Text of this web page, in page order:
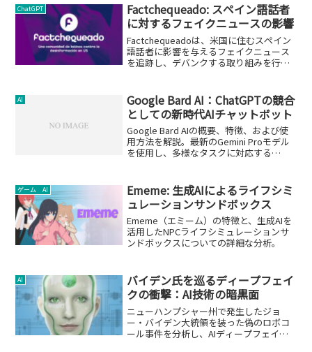
ChatGPT
Factchequeado: スペイン語話者
に対するフェイクニュースの影響
Factchequeadoは、米国に住むスペイン
語話者に影響を与えるフェイクニュース
を追跡し、デバンクする取り組みを行っ
AI
Google Bard AI：ChatGPTの競合
としての新時代AIチャットボット
Google Bard AIの概要、特徴、および使
用方法を解説。最新のGemini Proモデル
を使用し、多様なタスクに対応する
ゲーム AI
Ememe: 生成AIによるライフシミ
ュレーションサンドボックス
Ememe（エミーム）の特徴と、生成AIを
活用したNPCライフシミュレーションサ
ンドボックスについての詳細な分析。
AI
バイデン氏を巡るディープフェイ
クの衝撃：AI技術の暗黒面
ニューハンプシャー州で発生したジョ
ー・バイデン大統領を装った偽のロボコ
ール事件を分析し、AIディープフェイク